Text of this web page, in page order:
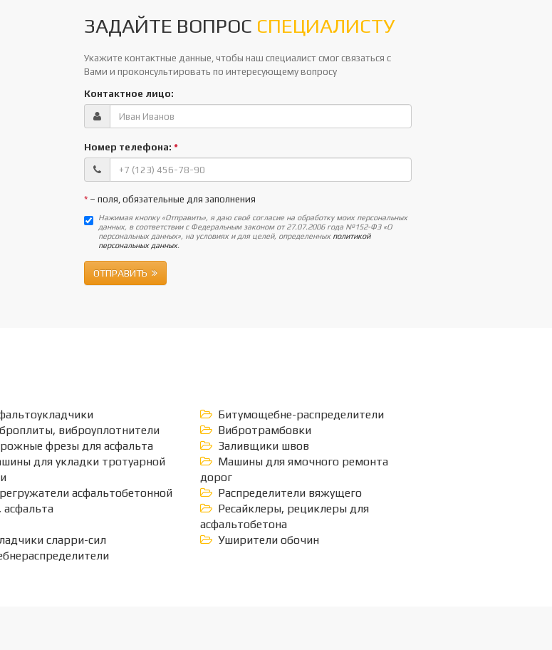
ЗАДАЙТЕ ВОПРОС СПЕЦИАЛИСТУ
Укажите контактные данные, чтобы наш специалист смог связаться с
Вами и проконсультировать по интересующему вопросу
Контактное лицо:
Номер телефона: *
* – поля, обязательные для заполнения
Нажимая кнопку «Отправить», я даю своё согласие на обработку моих персональных
данных, в соответствии с Федеральным законом от 27.07.2006 года №152-ФЗ «О
персональных данных», на условиях и для целей, определенных политикой
персональных данных.
ОТПРАВИТЬ
Битумощебне-распределители
виброуплотнители
Вибротрамбовки
фрезы для асфальта
Заливщики швов
для укладки тротуарной
Машины для ямочного ремонта
дорог
асфальтобетонной
асфальта
Распределители вяжущего
Ресайклеры, рециклеры для
асфальтобетона
сларри-сил
Уширители обочин